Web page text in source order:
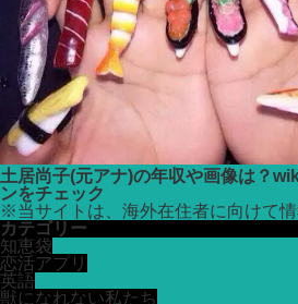
土居尚子(元アナ)の年収や画像は？
ンをチェック
※当サイトは、海外在住者に向けて
カテゴリー
知恵袋
恋活アプリ
英語
獣になれない私たち